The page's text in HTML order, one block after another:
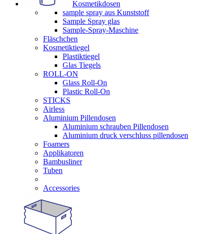
Kosmetikdosen
sample spray aus Kunststoff
Sample Spray glas
Sample-Spray-Maschine
Fläschchen
Kosmetiktiegel
Plastiktiegel
Glas Tiegels
ROLL-ON
Glass Roll-On
Plastic Roll-On
STICKS
Airless
Aluminium Pillendosen
Aluminium schrauben Pillendosen
Aluminium druck verschluss pillendosen
Foamers
Applikatoren
Bambusliner
Tuben
Accessories